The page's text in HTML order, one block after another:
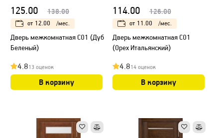
125.00 138.00
от 12.00 /мес.
Дверь межкомнатная С01 (Дуб
Беленый)
4.813 оценок
В корзину
114.00 126.00
от 11.00 /мес.
Дверь межкомнатная С01
(Орех Итальянский)
4.814 оценок
В корзину